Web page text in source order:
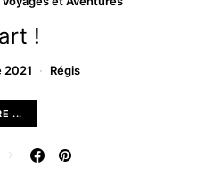
!
2021 Régis
...